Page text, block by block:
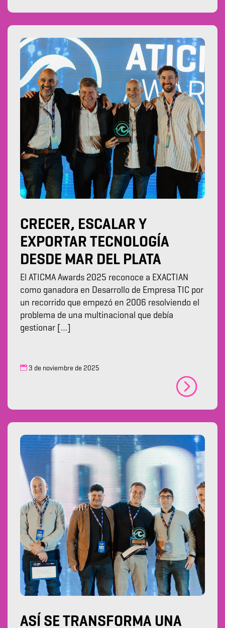
CRECER, ESCALAR Y
EXPORTAR TECNOLOGÍA
DESDE MAR DEL PLATA
El ATICMA Awards 2025 reconoce a EXACTIAN
como ganadora en Desarrollo de Empresa TIC por
un recorrido que empezó en 2006 resolviendo el
problema de una multinacional que debía
gestionar […]
3 de noviembre de 2025
ASÍ SE TRANSFORMA UNA